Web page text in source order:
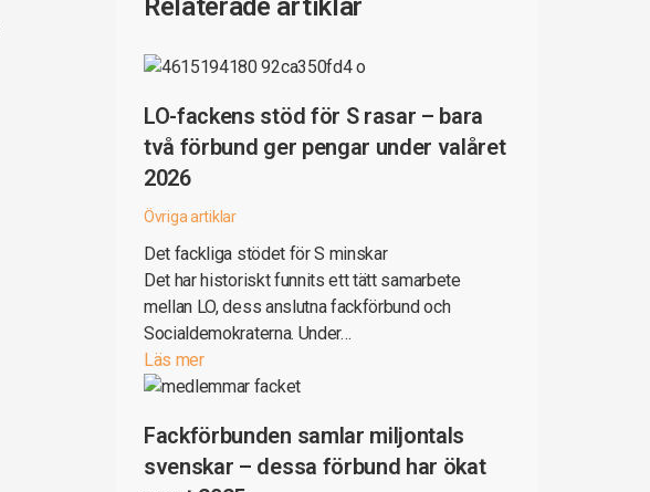
Relaterade artiklar
LO-fackens stöd för S rasar – bara
två förbund ger pengar under valåret
2026
Övriga artiklar
Det fackliga stödet för S minskar
Det har historiskt funnits ett tätt samarbete
mellan LO, dess anslutna fackförbund och
Socialdemokraterna. Under…
Läs mer
Fackförbunden samlar miljontals
svenskar – dessa förbund har ökat